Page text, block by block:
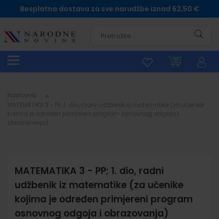
Besplatna dostava za sve narudžbe iznad 62,50 €
Naslovna
MATEMATIKA 3 - PP; 1. dio, radni
udžbenik iz matematike (za učenike
kojima je određen primjereni program
osnovnog odgoja i obrazovanja)